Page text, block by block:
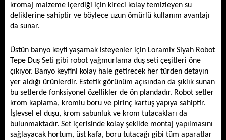
kromaj malzeme içerdiği için kireci kolay temizleyen su
deliklerine sahiptir ve böylece uzun ömürlü kullanım avantajı
da sunar.
Üstün banyo keyfi yaşamak isteyenler için Loramix Siyah Robot
Tepe Duş Seti gibi robot yağmurlama duş seti çeşitleri öne
çıkıyor. Banyo keyfini kolay hale getirecek her türden detayın
yer aldığı ürünlerdir. Estetik görünüm açısından da şıklık sunan
bu setlerde fonksiyonel özellikler de ön plandadır. Robot setler
krom kaplama, kromlu boru ve pirinç kartuş yapıya sahiptir.
İşlevsel el duşu, krom sabunluk ve krom tutacakları da
bulunmaktadır. Set içerisinde kolay şekilde montaj yapılmasını
sağlayacak hortum, üst kafa, boru tutacağı gibi tüm aparatlar